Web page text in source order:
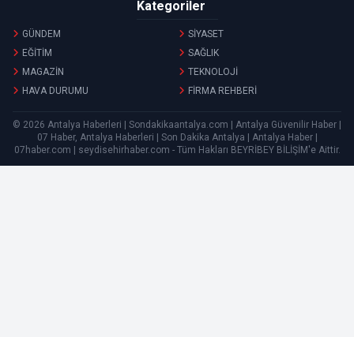
Kategoriler
GÜNDEM
SİYASET
EĞİTİM
SAĞLIK
MAGAZİN
TEKNOLOJİ
HAVA DURUMU
FİRMA REHBERİ
© 2026 Antalya Haberleri | Sondakikaantalya.com | Antalya Güvenilir Haber |
07 Haber, Antalya Haberleri | Son Dakika Antalya | Antalya Haber |
07haber.com | seydisehirhaber.com - Tüm Hakları BEYRİBEY BİLİŞİM 'e Aittir.